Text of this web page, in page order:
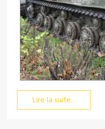
Lire la suite...